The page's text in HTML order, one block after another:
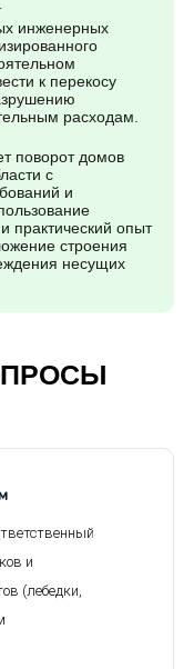
инженерных
к перекосу
расходам.
поворот домов
с
и
практический опыт
строения
несущих
и
(лебедки,